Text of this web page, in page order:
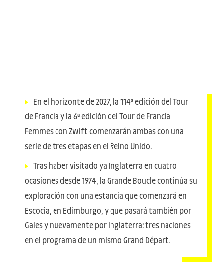
En el horizonte de 2027, la 114ª edición del Tour
de Francia y la 6ª edición del Tour de Francia
Femmes con Zwift comenzarán ambas con una
serie de tres etapas en el Reino Unido.
Tras haber visitado ya Inglaterra en cuatro
ocasiones desde 1974, la Grande Boucle continúa su
exploración con una estancia que comenzará en
Escocia, en Edimburgo, y que pasará también por
Gales y nuevamente por Inglaterra: tres naciones
en el programa de un mismo Grand Départ.